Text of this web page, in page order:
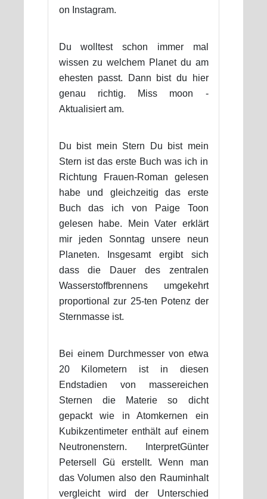
on Instagram.
Du wolltest schon immer mal
wissen zu welchem Planet du am
ehesten passt. Dann bist du hier
genau richtig. Miss moon -
Aktualisiert am.
Du bist mein Stern Du bist mein
Stern ist das erste Buch was ich in
Richtung Frauen-Roman gelesen
habe und gleichzeitig das erste
Buch das ich von Paige Toon
gelesen habe. Mein Vater erklärt
mir jeden Sonntag unsere neun
Planeten. Insgesamt ergibt sich
dass die Dauer des zentralen
Wasserstoffbrennens umgekehrt
proportional zur 25-ten Potenz der
Sternmasse ist.
Bei einem Durchmesser von etwa
20 Kilometern ist in diesen
Endstadien von massereichen
Sternen die Materie so dicht
gepackt wie in Atomkernen ein
Kubikzentimeter enthält auf einem
Neutronenstern. InterpretGünter
Petersell Gü erstellt. Wenn man
das Volumen also den Rauminhalt
vergleicht wird der Unterschied